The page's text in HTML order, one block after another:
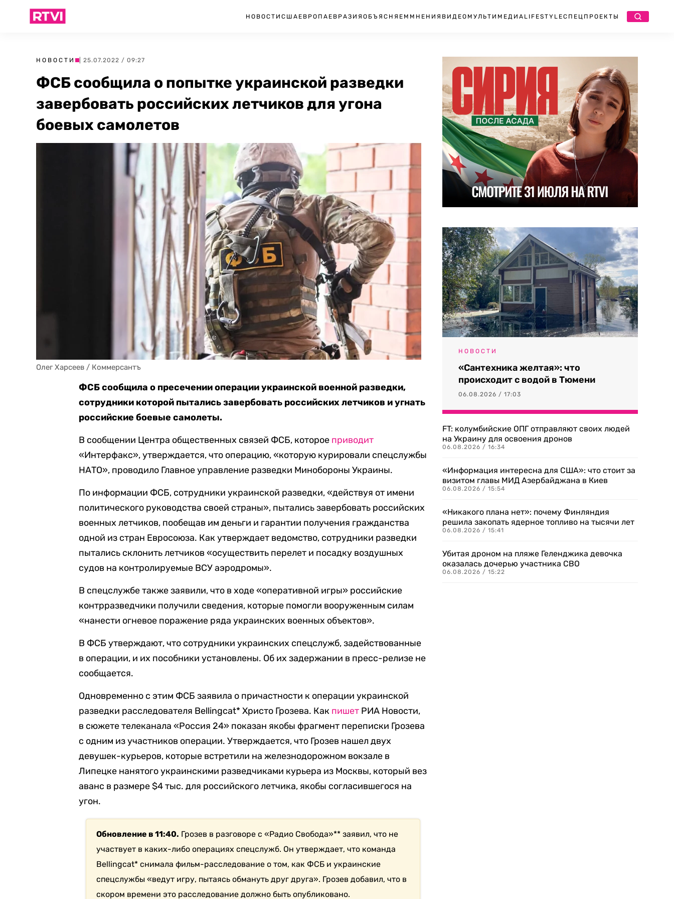
НОВОСТИ США ЕВРОПА ЕВРАЗИЯ ОБЪЯСНЯЕМ МНЕНИЯ ВИДЕО МУЛЬТИМЕДИА LIFESTYLEСПЕЦПРОЕКТЫ
НОВОСТИ | 25.07.2022 / 09:27
ФСБ сообщила о попытке украинской разведки
завербовать российских летчиков для угона
боевых самолетов
Олег Харсеев / Коммерсантъ
ФСБ сообщила о пресечении операции украинской военной разведки,
сотрудники которой пытались завербовать российских летчиков и угнать
российские боевые самолеты.
В сообщении Центра общественных связей ФСБ, которое приводит
«Интерфакс», утверждается, что операцию, «которую курировали спецслужбы
НАТО», проводило Главное управление разведки Минобороны Украины.
По информации ФСБ, сотрудники украинской разведки, «действуя от имени
политического руководства своей страны», пытались завербовать российских
военных летчиков, пообещав им деньги и гарантии получения гражданства
одной из стран Евросоюза. Как утверждает ведомство, сотрудники разведки
пытались склонить летчиков «осуществить перелет и посадку воздушных
судов на контролируемые ВСУ аэродромы».
В спецслужбе также заявили, что в ходе «оперативной игры» российские
контрразведчики получили сведения, которые помогли вооруженным силам
«нанести огневое поражение ряда украинских военных объектов».
В ФСБ утверждают, что сотрудники украинских спецслужб, задействованные
в операции, и их пособники установлены. Об их задержании в пресс-релизе не
сообщается.
Одновременно с этим ФСБ заявила о причастности к операции украинской
разведки расследователя Bellingcat* Христо Грозева. Как пишет РИА Новости,
в сюжете телеканала «Россия 24» показан якобы фрагмент переписки Грозева
с одним из участников операции. Утверждается, что Грозев нашел двух
девушек-курьеров, которые встретили на железнодорожном вокзале в
Липецке нанятого украинскими разведчиками курьера из Москвы, который вез
аванс в размере $4 тыс. для российского летчика, якобы согласившегося на
угон.
Обновление в 11:40. Грозев в разговоре с «Радио Свобода»** заявил, что не
участвует в каких-либо операциях спецслужб. Он утверждает, что команда
Bellingcat* снимала фильм-расследование о том, как ФСБ и украинские
спецслужбы «ведут игру, пытаясь обмануть друг друга». Грозев добавил, что в
скором времени это расследование должно быть опубликовано.
НОВОСТИ
«Сантехника желтая»: что
происходит с водой в Тюмени
06.08.2026 / 17:03
FT: колумбийские ОПГ отправляют своих людей
на Украину для освоения дронов
06.08.2026 / 16:34
«Информация интересна для США»: что стоит за
визитом главы МИД Азербайджана в Киев
06.08.2026 / 15:54
«Никакого плана нет»: почему Финляндия
решила закопать ядерное топливо на тысячи лет
06.08.2026 / 15:41
Убитая дроном на пляже Геленджика девочка
оказалась дочерью участника СВО
06.08.2026 / 15:22